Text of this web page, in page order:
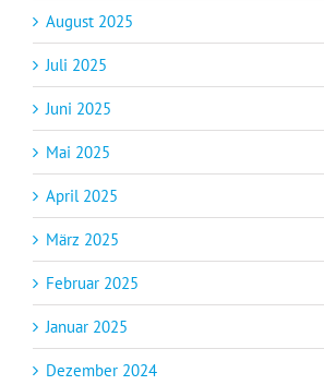
August 2025
Juli 2025
Juni 2025
Mai 2025
April 2025
März 2025
Februar 2025
Januar 2025
Dezember 2024